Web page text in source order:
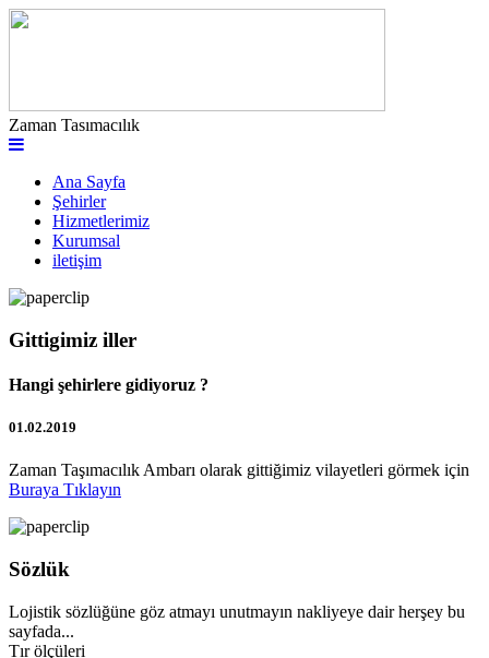
Zaman Tasımacılık
Ana Sayfa
Şehirler
Hizmetlerimiz
Kurumsal
iletişim
Gittigimiz iller
Hangi şehirlere gidiyoruz ?
01.02.2019
Zaman Taşımacılık Ambarı olarak gittiğimiz vilayetleri görmek için
Buraya Tıklayın
Sözlük
Lojistik sözlüğüne göz atmayı unutmayın nakliyeye dair herşey bu
sayfada...
Tır ölçüleri